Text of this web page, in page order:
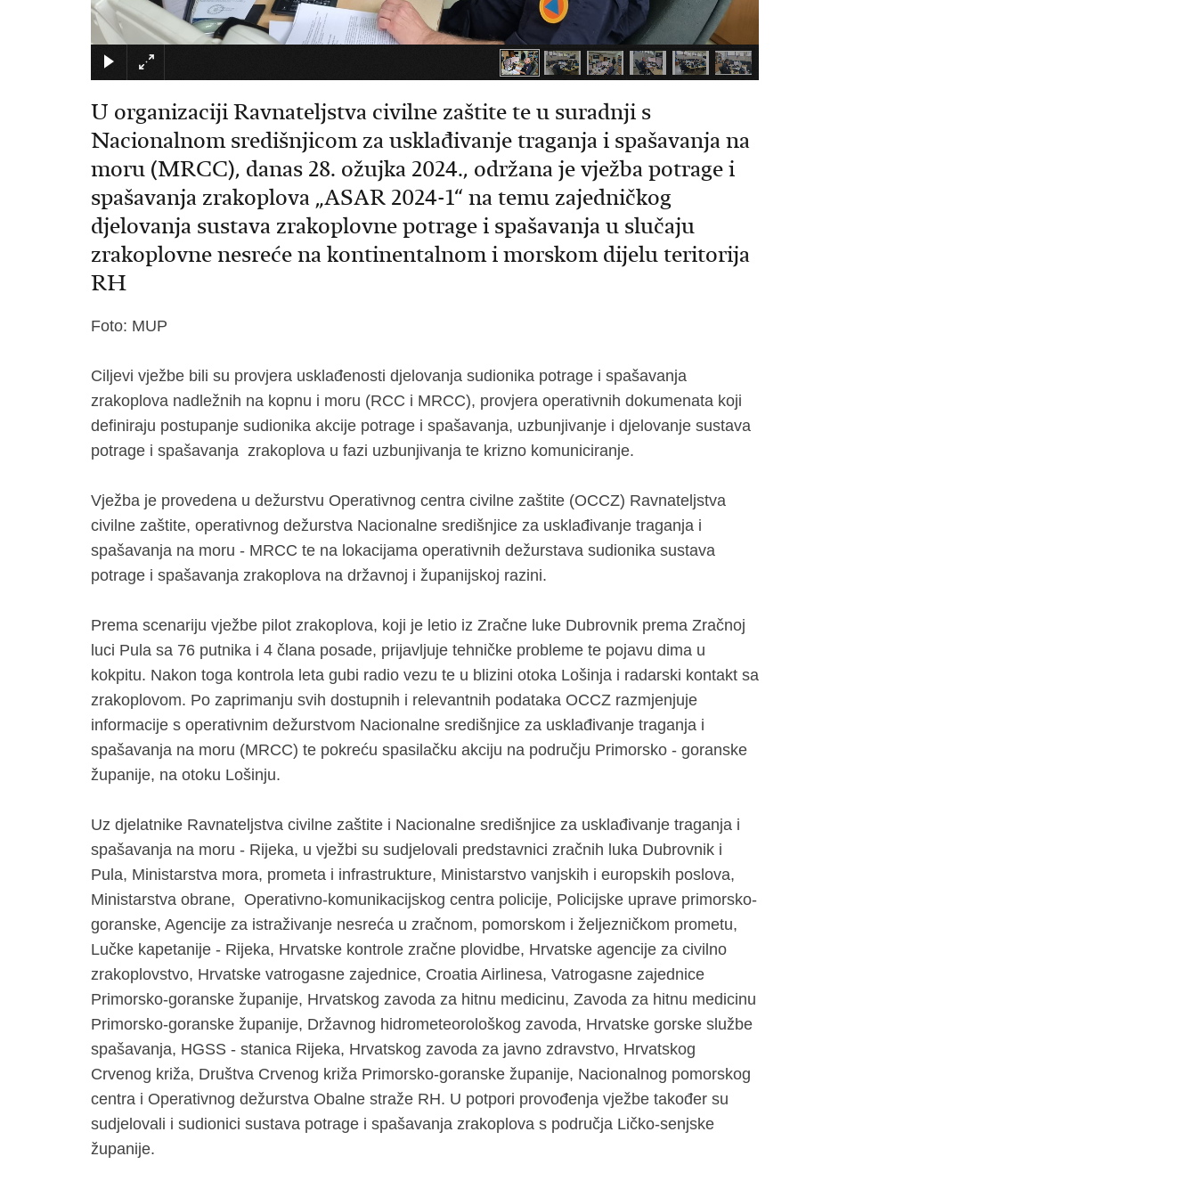
U organizaciji Ravnateljstva civilne zaštite te u suradnji s
Nacionalnom središnjicom za usklađivanje traganja i spašavanja na
moru (MRCC), danas 28. ožujka 2024., održana je vježba potrage i
spašavanja zrakoplova „ASAR 2024-1“ na temu zajedničkog
djelovanja sustava zrakoplovne potrage i spašavanja u slučaju
zrakoplovne nesreće na kontinentalnom i morskom dijelu teritorija
RH
Foto: MUP
Ciljevi vježbe bili su provjera usklađenosti djelovanja sudionika potrage i spašavanja
zrakoplova nadležnih na kopnu i moru (RCC i MRCC), provjera operativnih dokumenata koji
definiraju postupanje sudionika akcije potrage i spašavanja, uzbunjivanje i djelovanje sustava
potrage i spašavanja zrakoplova u fazi uzbunjivanja te krizno komuniciranje.
Vježba je provedena u dežurstvu Operativnog centra civilne zaštite (OCCZ) Ravnateljstva
civilne zaštite, operativnog dežurstva Nacionalne središnjice za usklađivanje traganja i
spašavanja na moru - MRCC te na lokacijama operativnih dežurstava sudionika sustava
potrage i spašavanja zrakoplova na državnoj i županijskoj razini.
Prema scenariju vježbe pilot zrakoplova, koji je letio iz Zračne luke Dubrovnik prema Zračnoj
luci Pula sa 76 putnika i 4 člana posade, prijavljuje tehničke probleme te pojavu dima u
kokpitu. Nakon toga kontrola leta gubi radio vezu te u blizini otoka Lošinja i radarski kontakt sa
zrakoplovom. Po zaprimanju svih dostupnih i relevantnih podataka OCCZ razmjenjuje
informacije s operativnim dežurstvom Nacionalne središnjice za usklađivanje traganja i
spašavanja na moru (MRCC) te pokreću spasilačku akciju na području Primorsko - goranske
županije, na otoku Lošinju.
Uz djelatnike Ravnateljstva civilne zaštite i Nacionalne središnjice za usklađivanje traganja i
spašavanja na moru - Rijeka, u vježbi su sudjelovali predstavnici zračnih luka Dubrovnik i
Pula, Ministarstva mora, prometa i infrastrukture, Ministarstvo vanjskih i europskih poslova,
Ministarstva obrane, Operativno-komunikacijskog centra policije, Policijske uprave primorsko-
goranske, Agencije za istraživanje nesreća u zračnom, pomorskom i željezničkom prometu,
Lučke kapetanije - Rijeka, Hrvatske kontrole zračne plovidbe, Hrvatske agencije za civilno
zrakoplovstvo, Hrvatske vatrogasne zajednice, Croatia Airlinesa, Vatrogasne zajednice
Primorsko-goranske županije, Hrvatskog zavoda za hitnu medicinu, Zavoda za hitnu medicinu
Primorsko-goranske županije, Državnog hidrometeorološkog zavoda, Hrvatske gorske službe
spašavanja, HGSS - stanica Rijeka, Hrvatskog zavoda za javno zdravstvo, Hrvatskog
Crvenog križa, Društva Crvenog križa Primorsko-goranske županije, Nacionalnog pomorskog
centra i Operativnog dežurstva Obalne straže RH. U potpori provođenja vježbe također su
sudjelovali i sudionici sustava potrage i spašavanja zrakoplova s područja Ličko-senjske
županije.